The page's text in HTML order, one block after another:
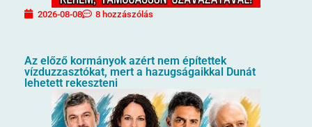
2026-08-08 8 hozzászólás
Az előző kormányok azért nem építettek
vízduzzasztókat, mert a hazugságaikkal Dunát
lehetett rekeszteni